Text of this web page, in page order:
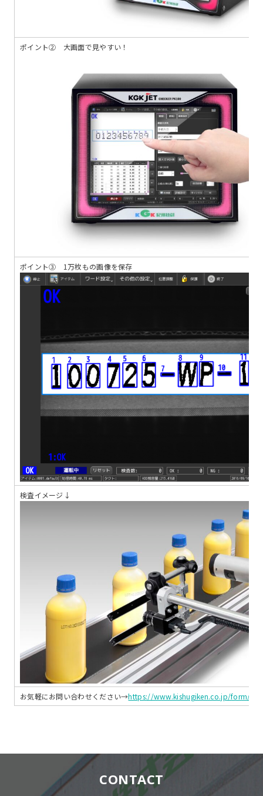
ポイント② 大画面で見やすい！
ポイント③ 1万枚もの画像を保存
検査イメージ↓
お気軽にお問い合わせください→https://www.kishugiken.co.jp/form/
CONTACT